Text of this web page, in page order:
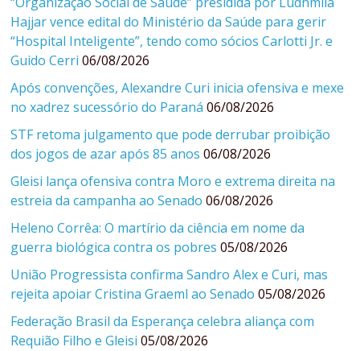
Hajjar vence edital do Ministério da Saúde para gerir
“Hospital Inteligente”, tendo como sócios Carlotti Jr. e
Guido Cerri 06/08/2026
Após convenções, Alexandre Curi inicia ofensiva e mexe
no xadrez sucessório do Paraná 06/08/2026
STF retoma julgamento que pode derrubar proibição
dos jogos de azar após 85 anos 06/08/2026
Gleisi lança ofensiva contra Moro e extrema direita na
estreia da campanha ao Senado 06/08/2026
Heleno Corrêa: O martírio da ciência em nome da
guerra biológica contra os pobres 05/08/2026
União Progressista confirma Sandro Alex e Curi, mas
rejeita apoiar Cristina Graeml ao Senado 05/08/2026
Federação Brasil da Esperança celebra aliança com
Requião Filho e Gleisi 05/08/2026